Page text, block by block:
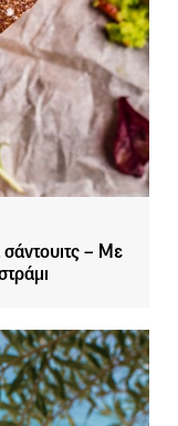
σάντουιτς – Με